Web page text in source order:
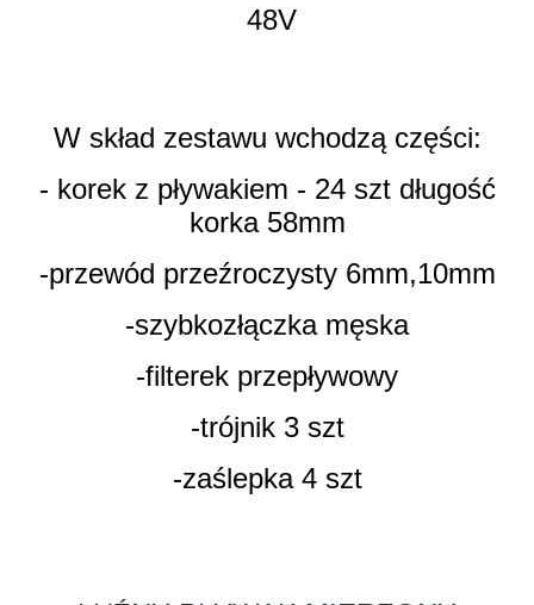
48V
W skład zestawu wchodzą części:
- korek z pływakiem - 24 szt długość
korka 58mm
-przewód przeźroczysty 6mm,10mm
-szybkozłączka męska
-filterek przepływowy
-trójnik 3 szt
-zaślepka 4 szt